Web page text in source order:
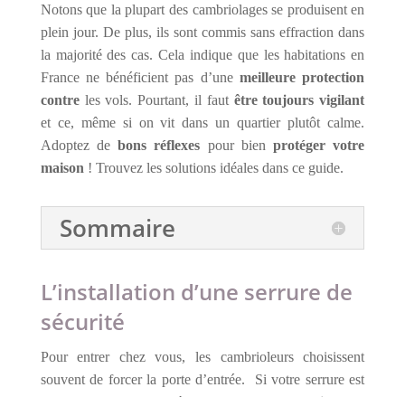
Notons que la plupart des cambriolages se produisent en
plein jour. De plus, ils sont commis sans effraction dans
la majorité des cas. Cela indique que les habitations en
France ne bénéficient pas d’une meilleure protection
contreles vols. Pourtant, il faut être toujours vigilant
et ce, même si on vit dans un quartier plutôt calme.
Adoptez debons réflexes pour bienprotéger votre
maison ! Trouvez les solutions idéales dans ce guide.
Sommaire
L’installation d’une serrure de
sécurité
Pour entrer chez vous, les cambrioleurs choisissent
souvent de forcer la porte d’entrée. Si votre serrure est